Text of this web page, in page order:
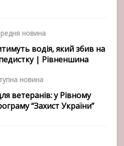
новина
водія, який збив на
| Рівненшина
новина
ветеранів: у Рівному
“Захист України”